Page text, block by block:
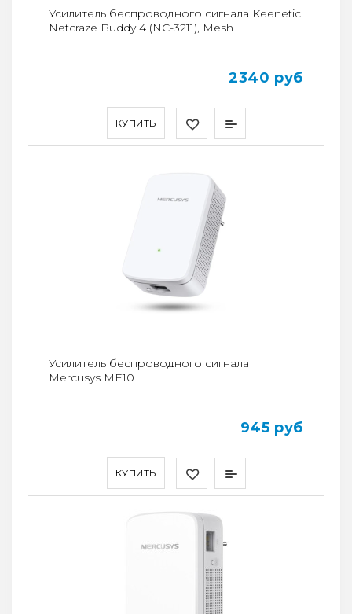
КУПИТЬ
Усилитель беспроводного сигнала Keenetic
Netcraze Buddy 4 (NC-3211), Mesh
2340 руб
КУПИТЬ
Усилитель беспроводного сигнала
Mercusys ME10
945 руб